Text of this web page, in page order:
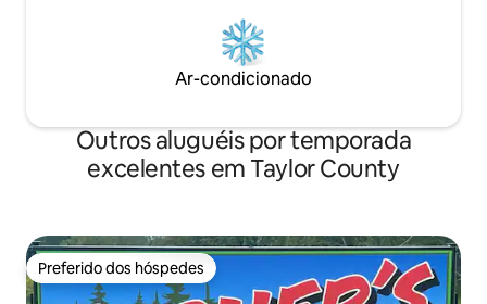
Ar-condicionado
Outros aluguéis por temporada
excelentes em Taylor County
Preferido dos hóspedes
Preferido dos hóspedes